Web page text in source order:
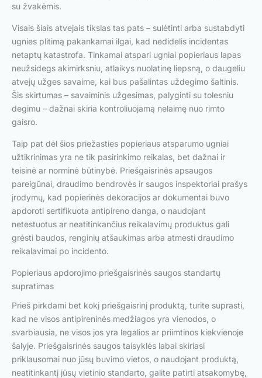
su žvakėmis.
Visais šiais atvejais tikslas tas pats – sulėtinti arba sustabdyti
ugnies plitimą pakankamai ilgai, kad nedidelis incidentas
netaptų katastrofa. Tinkamai atspari ugniai popieriaus lapas
neužsidegs akimirksniu, atlaikys nuolatinę liepsną, o daugeliu
atvejų užges savaime, kai bus pašalintas uždegimo šaltinis.
Šis skirtumas – savaiminis užgesimas, palyginti su tolesniu
degimu – dažnai skiria kontroliuojamą nelaimę nuo rimto
gaisro.
Taip pat dėl šios priežasties popieriaus atsparumo ugniai
užtikrinimas yra ne tik pasirinkimo reikalas, bet dažnai ir
teisinė ar norminė būtinybė. Priešgaisrinės apsaugos
pareigūnai, draudimo bendrovės ir saugos inspektoriai prašys
įrodymų, kad popierinės dekoracijos ar dokumentai buvo
apdoroti sertifikuota antipireno danga, o naudojant
netestuotus ar neatitinkančius reikalavimų produktus gali
grėsti baudos, renginių atšaukimas arba atmesti draudimo
reikalavimai po incidento.
Popieriaus apdorojimo priešgaisrinės saugos standartų
supratimas
Prieš pirkdami bet kokį priešgaisrinį produktą, turite suprasti,
kad ne visos antipireninės medžiagos yra vienodos, o
svarbiausia, ne visos jos yra legalios ar priimtinos kiekvienoje
šalyje. Priešgaisrinės saugos taisyklės labai skiriasi
priklausomai nuo jūsų buvimo vietos, o naudojant produktą,
neatitinkantį jūsų vietinio standarto, galite patirti atsakomybę,